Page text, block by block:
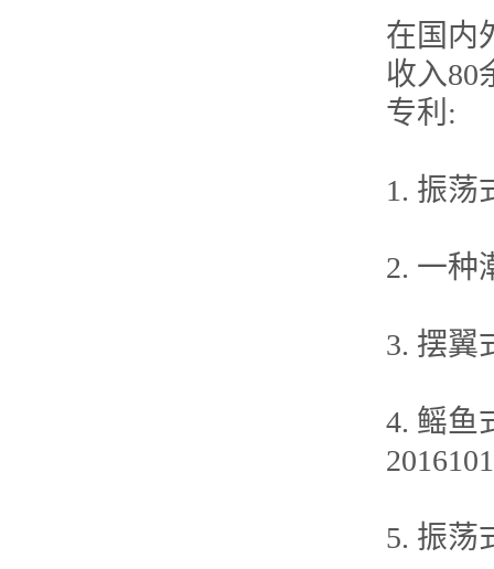
在国内
收入80
专利:
1. 振荡
2. 一种
3. 摆翼
4. 鳐鱼
5. 振荡